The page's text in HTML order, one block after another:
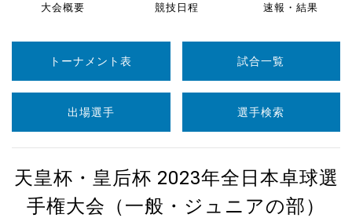
大会概要 競技日程 速報・結果
トーナメント表 試合一覧
出場選手 選手検索
天皇杯・皇后杯 2023年全日本卓球選
手権大会（一般・ジュニアの部）